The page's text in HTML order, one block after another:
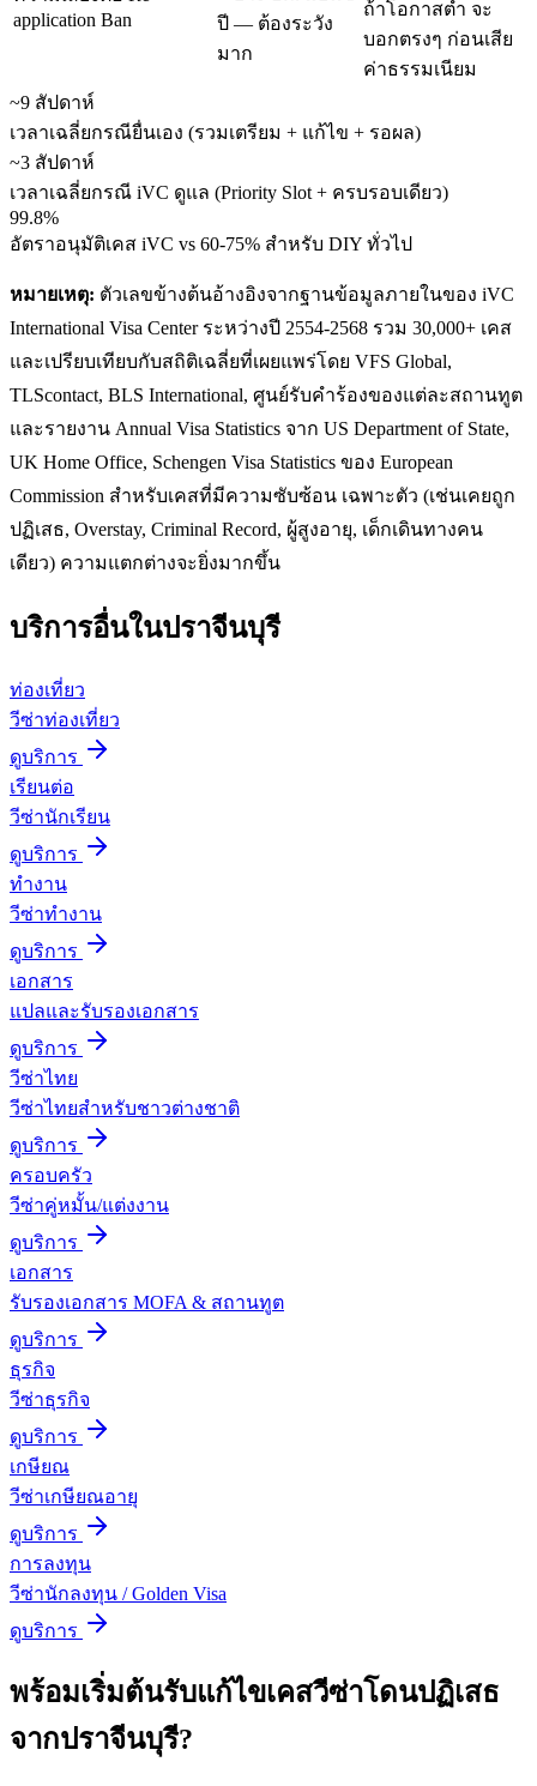
application Ban
ปี — ต้องระวัง
มาก
ถ้าโอกาสต่ำ จะ
บอกตรงๆ ก่อนเสีย
ค่าธรรมเนียม
~9 สัปดาห์
เวลาเฉลี่ยกรณียื่นเอง (รวมเตรียม + แก้ไข + รอผล)
~3 สัปดาห์
เวลาเฉลี่ยกรณี iVC ดูแล (Priority Slot + ครบรอบเดียว)
99.8%
อัตราอนุมัติเคส iVC vs 60-75% สำหรับ DIY ทั่วไป
หมายเหตุ: ตัวเลขข้างต้นอ้างอิงจากฐานข้อมูลภายในของ iVC
International Visa Center ระหว่างปี 2554-2568 รวม 30,000+ เคส
และเปรียบเทียบกับสถิติเฉลี่ยที่เผยแพร่โดย VFS Global,
TLScontact, BLS International, ศูนย์รับคำร้องของแต่ละสถานทูต
และรายงาน Annual Visa Statistics จาก US Department of State,
UK Home Office, Schengen Visa Statistics ของ European
Commission สำหรับเคสที่มีความซับซ้อน เฉพาะตัว (เช่นเคยถูก
ปฏิเสธ, Overstay, Criminal Record, ผู้สูงอายุ, เด็กเดินทางคน
เดียว) ความแตกต่างจะยิ่งมากขึ้น
บริการอื่นในปราจีนบุรี
ท่องเที่ยว
วีซ่าท่องเที่ยว
ดูบริการ
เรียนต่อ
วีซ่านักเรียน
ดูบริการ
ทำงาน
วีซ่าทำงาน
ดูบริการ
เอกสาร
แปลและรับรองเอกสาร
ดูบริการ
วีซ่าไทย
วีซ่าไทยสำหรับชาวต่างชาติ
ดูบริการ
ครอบครัว
วีซ่าคู่หมั้น/แต่งงาน
ดูบริการ
เอกสาร
รับรองเอกสาร MOFA & สถานทูต
ดูบริการ
ธุรกิจ
วีซ่าธุรกิจ
ดูบริการ
เกษียณ
วีซ่าเกษียณอายุ
ดูบริการ
การลงทุน
วีซ่านักลงทุน / Golden Visa
ดูบริการ
พร้อมเริ่มต้นรับแก้ไขเคสวีซ่าโดนปฏิเสธ
จากปราจีนบุรี?